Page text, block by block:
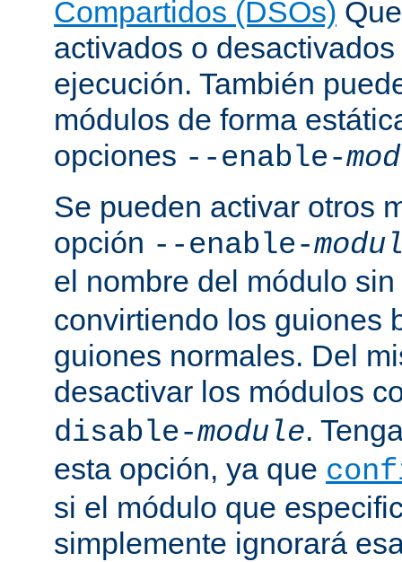
Compartidos (DSOs)
activados o
ejecución. También
módulos de forma
opciones --enable-
Se pueden activar otros
opción --enable-
el nombre del módulo
convirtiendo los guiones
guiones normales. Del
desactivar los módulos
disable-module.
esta opción, ya que
si el módulo que
simplemente ignorará